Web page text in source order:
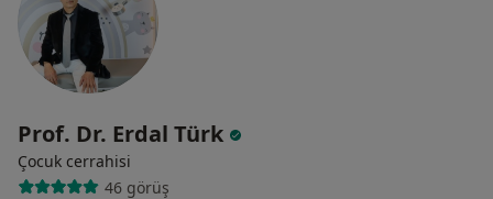
Prof. Dr. Erdal Türk
Çocuk cerrahisi
46 görüş